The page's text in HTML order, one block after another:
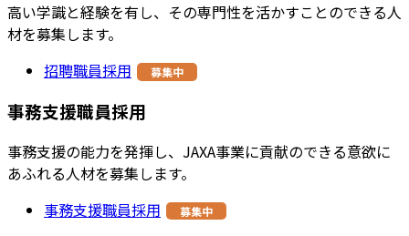
高い学識と経験を有し、その専門性を活かすことのできる人
材を募集します。
招聘職員採用
募集中
事務支援職員採用
事務支援の能力を発揮し、JAXA事業に貢献のできる意欲に
あふれる人材を募集します。
事務支援職員採用
募集中